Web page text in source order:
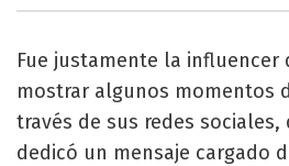
Fue justamente la influencer
mostrar algunos momentos
través de sus redes
dedicó un mensaje cargado